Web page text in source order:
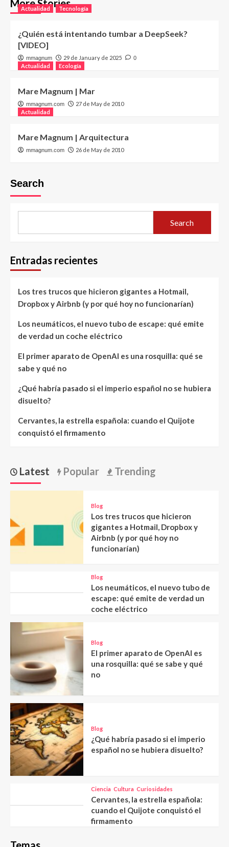
More Stories
Actualidad Tecnología
¿Quién está intentando tumbar a DeepSeek?
[VIDEO]
mmagnum 29 de January de 2025 0
Actualidad Ecología
Mare Magnum | Mar
mmagnum.com
27 de May de 2010
Actualidad
Mare Magnum | Arquitectura
mmagnum.com 26 de May de 2010
Search
Search
Entradas recientes
Los tres trucos que hicieron gigantes a Hotmail,
Dropbox y Airbnb (y por qué hoy no funcionarían)
Los neumáticos, el nuevo tubo de escape: qué emite
de verdad un coche eléctrico
El primer aparato de OpenAI es una rosquilla: qué se
sabe y qué no
¿Qué habría pasado si el imperio español no se hubiera
disuelto?
Cervantes, la estrella española: cuando el Quijote
conquistó el firmamento
Latest Popular Trending
Blog
Los tres trucos que hicieron
gigantes a Hotmail, Dropbox y
Airbnb (y por qué hoy no
funcionarían)
Blog
Los neumáticos, el nuevo tubo de
escape: qué emite de verdad un
coche eléctrico
Blog
El primer aparato de OpenAI es
una rosquilla: qué se sabe y qué
no
Blog
¿Qué habría pasado si el imperio
español no se hubiera disuelto?
Ciencia Cultura Curiosidades
Cervantes, la estrella española:
cuando el Quijote conquistó el
firmamento